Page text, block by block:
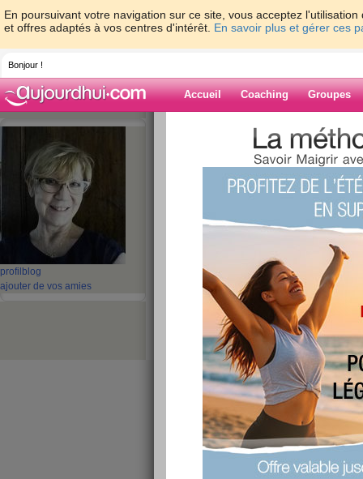
En poursuivant votre navigation sur ce site, vous acceptez
et offres adaptés à vos centres d'intérêt. En savoir plus et gérer ces
Bonjour !
Accueil Coaching Groupes
profil blog
ajouter de vos amies
>
> LA
Blog de
LA MEILLEURE
POUR REUSSIR
publié le 19/05/2010 à 09:09